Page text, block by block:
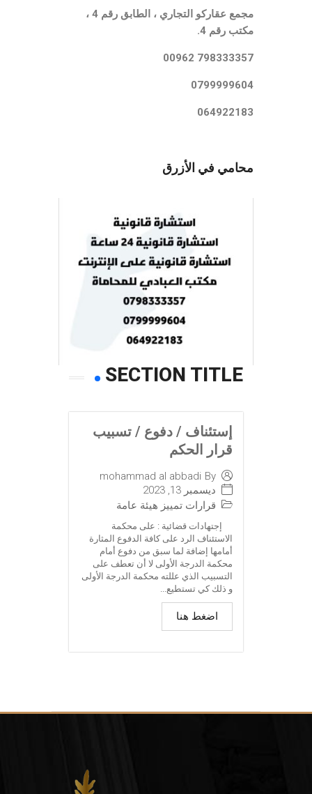
مجمع عقاركو التجاري ، الطابق رقم 4 ،
مكتب رقم 4.
798333357 00962
0799999604
064922183
محامي في الأزرق
SECTION TITLE
إستئناف / دفوع / تسبيب
قرار الحكم
By
mohammad al abbadi
ديسمبر 13, 2023
قرارات تمييز هيئة عامة
إجتهادات قضائية : على محكمة
الاستئناف الرد على كافة الدفوع المثارة
أمامها إضافة لما سبق من دفوع أمام
محكمة الدرجة الأولى لا أن تعطف على
التسبيب الذي عللته محكمة الدرجة الأولى
و ذلك كي تستطيع...
اضغط هنا